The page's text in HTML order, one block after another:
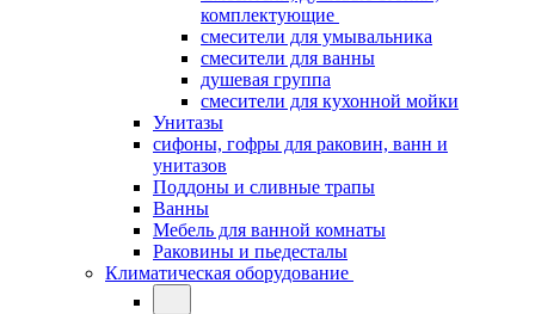
комплектующие
смесители для умывальника
смесители для ванны
душевая группа
смесители для кухонной мойки
Унитазы
сифоны, гофры для раковин, ванн и
унитазов
Поддоны и сливные трапы
Ванны
Мебель для ванной комнаты
Раковины и пьедесталы
Климатическая оборудование